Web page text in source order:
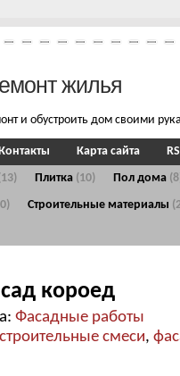
жилья
и обустроить дом своими
Плитка (10) Пол дома
Строительные материалы
Карта сайта
короед
Фасадные работы
строительные смеси,